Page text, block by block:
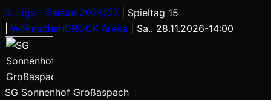
3. Liga - Saison 2026/27
Spieltag 15
WIRmachenDRUCK Arena Sa.. 28.11.2026-14:00
SG Sonnenhof Großaspach